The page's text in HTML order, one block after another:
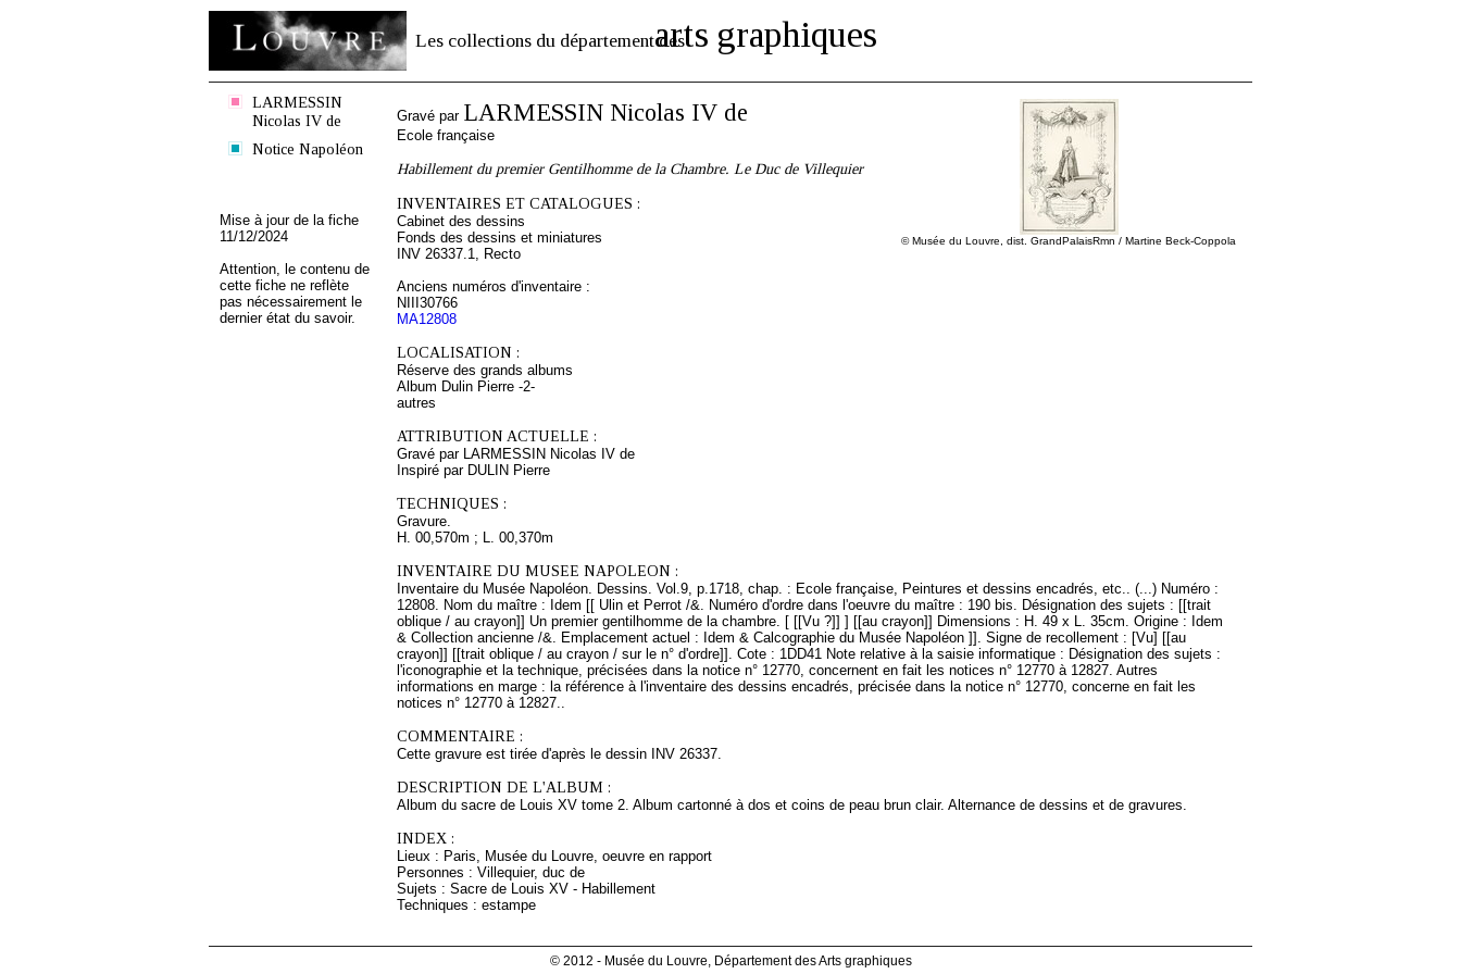
Les collections du département desarts graphiques
LARMESSIN
Nicolas IV de
Notice Napoléon
Mise à jour de la fiche
11/12/2024
Attention, le contenu de
cette fiche ne reflète
pas nécessairement le
dernier état du savoir.
© Musée du Louvre, dist. GrandPalaisRmn / Martine Beck-Coppola
Gravé par LARMESSIN Nicolas IV de
Ecole française
Habillement du premier Gentilhomme de la Chambre. Le Duc de Villequier
INVENTAIRES ET CATALOGUES :
Cabinet des dessins
Fonds des dessins et miniatures
INV 26337.1, Recto
Anciens numéros d'inventaire :
NIII30766
MA12808
LOCALISATION :
Réserve des grands albums
Album Dulin Pierre -2-
autres
ATTRIBUTION ACTUELLE :
Gravé par LARMESSIN Nicolas IV de
Inspiré par DULIN Pierre
TECHNIQUES :
Gravure.
H. 00,570m ; L. 00,370m
INVENTAIRE DU MUSEE NAPOLEON :
Inventaire du Musée Napoléon. Dessins. Vol.9, p.1718, chap. : Ecole française, Peintures et dessins encadrés, etc.. (...) Numéro :
12808. Nom du maître : Idem [[ Ulin et Perrot /&. Numéro d'ordre dans l'oeuvre du maître : 190 bis. Désignation des sujets : [[trait
oblique / au crayon]] Un premier gentilhomme de la chambre. [ [[Vu ?]] ] [[au crayon]] Dimensions : H. 49 x L. 35cm. Origine : Idem
& Collection ancienne /&. Emplacement actuel : Idem & Calcographie du Musée Napoléon ]]. Signe de recollement : [Vu] [[au
crayon]] [[trait oblique / au crayon / sur le n° d'ordre]]. Cote : 1DD41 Note relative à la saisie informatique : Désignation des sujets :
l'iconographie et la technique, précisées dans la notice n° 12770, concernent en fait les notices n° 12770 à 12827. Autres
informations en marge : la référence à l'inventaire des dessins encadrés, précisée dans la notice n° 12770, concerne en fait les
notices n° 12770 à 12827..
COMMENTAIRE :
Cette gravure est tirée d'après le dessin INV 26337.
DESCRIPTION DE L'ALBUM :
Album du sacre de Louis XV tome 2. Album cartonné à dos et coins de peau brun clair. Alternance de dessins et de gravures.
INDEX :
Lieux : Paris, Musée du Louvre, oeuvre en rapport
Personnes : Villequier, duc de
Sujets : Sacre de Louis XV - Habillement
Techniques : estampe
© 2012 - Musée du Louvre, Département des Arts graphiques